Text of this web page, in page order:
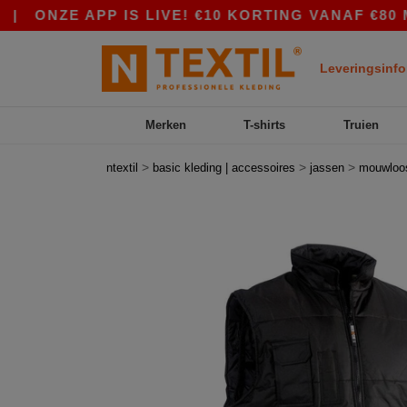
APP IS LIVE! €10 KORTING VANAF €80 MET
Merken T-shirts Truien
ntextil > basic kleding | accessoires > jassen >